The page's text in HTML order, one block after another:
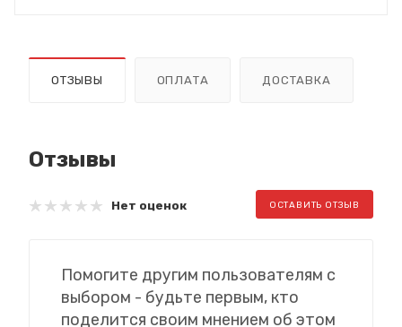
ОТЗЫВЫ ОПЛАТА ДОСТАВКА
Отзывы
Нет оценок ОСТАВИТЬ ОТЗЫВ
Помогите другим пользователям с
выбором - будьте первым, кто
поделится своим мнением об этом